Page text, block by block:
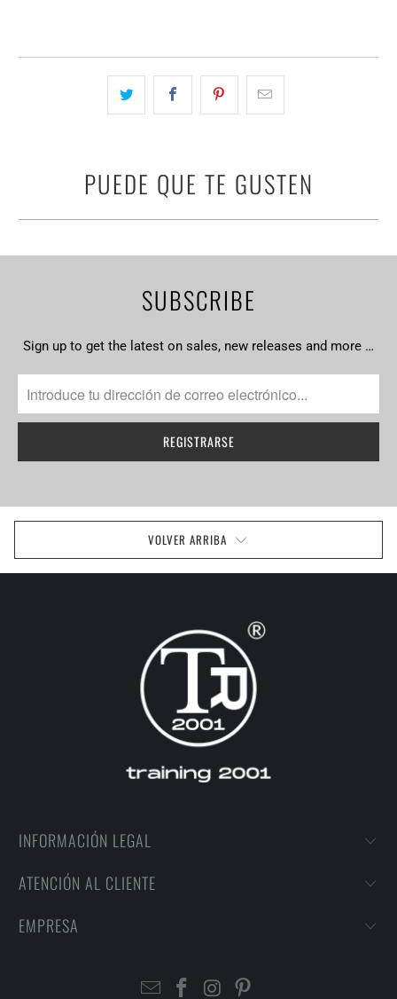
PUEDE QUE TE GUSTEN
SUBSCRIBE
Sign up to get the latest on sales, new releases and more …
VOLVER ARRIBA
INFORMACIÓN LEGAL
ATENCIÓN AL CLIENTE
EMPRESA